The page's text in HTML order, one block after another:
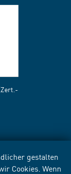
gestalten
Cookies. Wenn